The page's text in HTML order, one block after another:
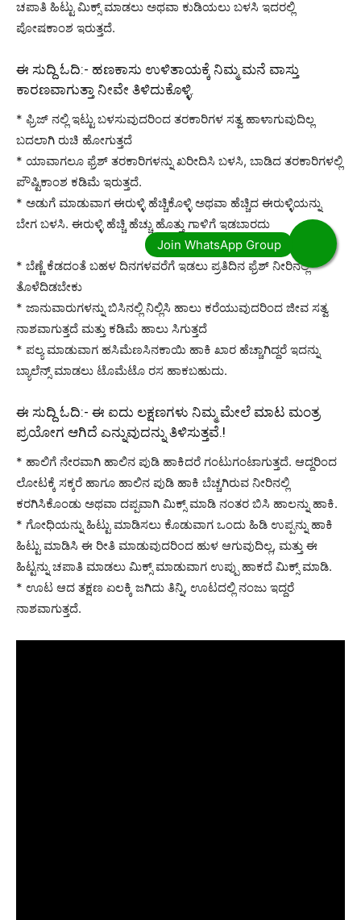
ಚಪಾತಿ ಹಿಟ್ಟು ಮಿಕ್ಸ್ ಮಾಡಲು ಅಥವಾ ಕುಡಿಯಲು ಬಳಸಿ ಇದರಲ್ಲಿ
ಪೋಷಕಾಂಶ ಇರುತ್ತದೆ.
ಈ ಸುದ್ದಿ ಓದಿ:- ಹಣಕಾಸು ಉಳಿತಾಯಕ್ಕೆ ನಿಮ್ಮ ಮನೆ ವಾಸ್ತು
ಕಾರಣವಾಗುತ್ತಾ ನೀವೇ ತಿಳಿದುಕೊಳ್ಳಿ.
* ಫ್ರಿಜ್ ನಲ್ಲಿ ಇಟ್ಟು ಬಳಸುವುದರಿಂದ ತರಕಾರಿಗಳ ಸತ್ವ ಹಾಳಾಗುವುದಿಲ್ಲ
ಬದಲಾಗಿ ರುಚಿ ಹೋಗುತ್ತದೆ
* ಯಾವಾಗಲೂ ಫ್ರೆಶ್ ತರಕಾರಿಗಳನ್ನು ಖರೀದಿಸಿ ಬಳಸಿ, ಬಾಡಿದ ತರಕಾರಿಗಳಲ್ಲಿ
ಪೌಷ್ಟಿಕಾಂಶ ಕಡಿಮೆ ಇರುತ್ತದೆ.
* ಅಡುಗೆ ಮಾಡುವಾಗ ಈರುಳ್ಳಿ ಹೆಚ್ಚಿಕೊಳ್ಳಿ ಅಥವಾ ಹೆಚ್ಚಿದ ಈರುಳ್ಳಿಯನ್ನು
ಬೇಗ ಬಳಸಿ. ಈರುಳ್ಳಿ ಹೆಚ್ಚಿ ಹೆಚ್ಚು ಹೊತ್ತು ಗಾಳಿಗೆ ಇಡಬಾರದು
* ಬೆಣ್ಣೆ ಕೆಡದಂತೆ ಬಹಳ ದಿನಗಳವರೆಗೆ ಇಡಲು ಪ್ರತಿದಿನ ಫ್ರೆಶ್ ನೀರಿನಲ್ಲಿ
ತೊಳೆದಿಡಬೇಕು
* ಜಾನುವಾರುಗಳನ್ನು ಬಿಸಿನಲ್ಲಿ ನಿಲ್ಲಿಸಿ ಹಾಲು ಕರೆಯುವುದರಿಂದ ಜೀವ ಸತ್ವ
ನಾಶವಾಗುತ್ತದೆ ಮತ್ತು ಕಡಿಮೆ ಹಾಲು ಸಿಗುತ್ತದೆ
* ಪಲ್ಯ ಮಾಡುವಾಗ ಹಸಿಮೆಣಸಿನಕಾಯಿ ಹಾಕಿ ಖಾರ ಹೆಚ್ಚಾಗಿದ್ದರೆ ಇದನ್ನು
ಬ್ಯಾಲೆನ್ಸ್ ಮಾಡಲು ಟೊಮೆಟೊ ರಸ ಹಾಕಬಹುದು.
ಈ ಸುದ್ದಿ ಓದಿ:- ಈ ಐದು ಲಕ್ಷಣಗಳು ನಿಮ್ಮ ಮೇಲೆ ಮಾಟ ಮಂತ್ರ
ಪ್ರಯೋಗ ಆಗಿದೆ ಎನ್ನುವುದನ್ನು ತಿಳಿಸುತ್ತವೆ.!
* ಹಾಲಿಗೆ ನೇರವಾಗಿ ಹಾಲಿನ ಪುಡಿ ಹಾಕಿದರೆ ಗಂಟುಗಂಟಾಗುತ್ತದೆ. ಆದ್ದರಿಂದ
ಲೋಟಕ್ಕೆ ಸಕ್ಕರೆ ಹಾಗೂ ಹಾಲಿನ ಪುಡಿ ಹಾಕಿ ಬೆಚ್ಚಗಿರುವ ನೀರಿನಲ್ಲಿ
ಕರಗಿಸಿಕೊಂಡು ಅಥವಾ ದಪ್ಪವಾಗಿ ಮಿಕ್ಸ್ ಮಾಡಿ ನಂತರ ಬಿಸಿ ಹಾಲನ್ನು ಹಾಕಿ.
* ಗೋಧಿಯನ್ನು ಹಿಟ್ಟು ಮಾಡಿಸಲು ಕೊಡುವಾಗ ಒಂದು ಹಿಡಿ ಉಪ್ಪನ್ನು ಹಾಕಿ
ಹಿಟ್ಟು ಮಾಡಿಸಿ ಈ ರೀತಿ ಮಾಡುವುದರಿಂದ ಹುಳ ಆಗುವುದಿಲ್ಲ, ಮತ್ತು ಈ
ಹಿಟ್ಟನ್ನು ಚಪಾತಿ ಮಾಡಲು ಮಿಕ್ಸ್ ಮಾಡುವಾಗ ಉಪ್ಪು ಹಾಕದೆ ಮಿಕ್ಸ್ ಮಾಡಿ.
* ಊಟ ಆದ ತಕ್ಷಣ ಏಲಕ್ಕಿ ಜಗಿದು ತಿನ್ನಿ, ಊಟದಲ್ಲಿ ನಂಜು ಇದ್ದರೆ
ನಾಶವಾಗುತ್ತದೆ.